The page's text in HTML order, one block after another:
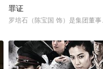
委的工作，回到三江村担任村支
视频、爱奇艺联合播出，展现风
查获了一起走私案，众人沉浸
罪证
罗培石（陈宝国 饰）是集团董